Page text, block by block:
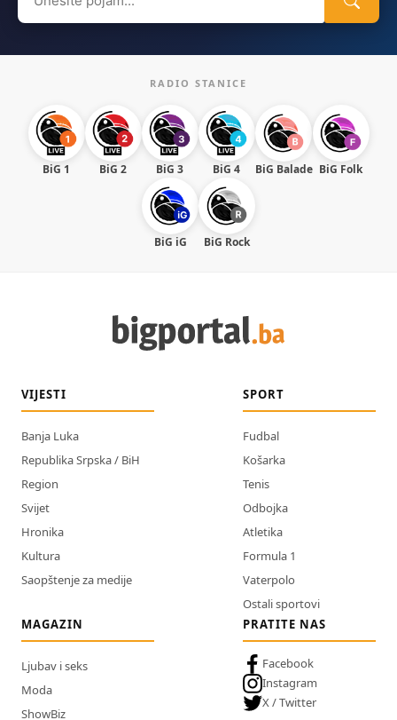
for:
RADIO STANICE
BiG 1 BiG 2 BiG 3 BiG 4 BiG Balade BiG Folk
BiG iG BiG Rock
VIJESTI
Banja Luka
Republika Srpska / BiH
Region
Svijet
Hronika
Kultura
Saopštenje za medije
SPORT
Fudbal
Košarka
Tenis
Odbojka
Atletika
Formula 1
Vaterpolo
Ostali sportovi
MAGAZIN
Ljubav i seks
Moda
ShowBiz
PRATITE NAS
Facebook
Instagram
X / Twitter